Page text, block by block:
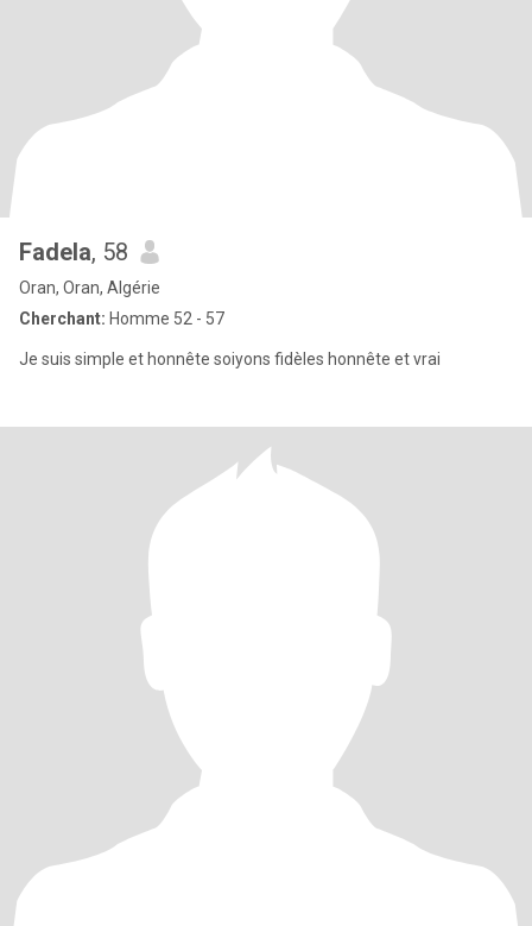
Fadela, 58
Oran, Oran, Algérie
Cherchant: Homme 52 - 57
Je suis simple et honnête soiyons fidèles honnête et vrai